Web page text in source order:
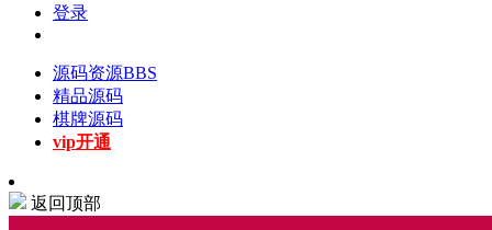
登录
源码资源BBS
精品源码
棋牌源码
vip开通
返回顶部